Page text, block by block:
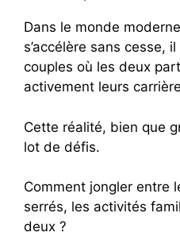
Dans le monde
s’accélère sans cesse,
couples où les deux
activement leurs
Cette réalité, bien que
lot de défis.
Comment jongler entre
serrés, les activités
deux ?